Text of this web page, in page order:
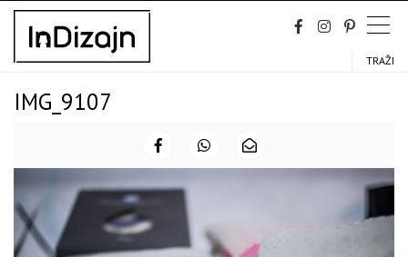
Skip
content
TRAŽI
IMG_9107